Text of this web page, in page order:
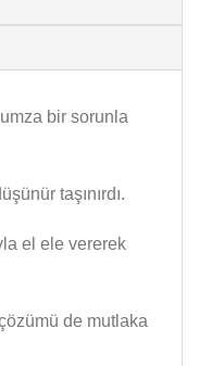
bir sorunla
taşınırdı.
el ele vererek
de mutlaka